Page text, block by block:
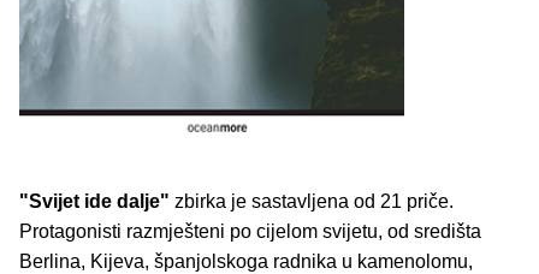
"Svijet ide dalje" zbirka je sastavljena od 21 priče.
Protagonisti razmješteni po cijelom svijetu, od središta
Berlina, Kijeva, španjolskoga radnika u kamenolomu,